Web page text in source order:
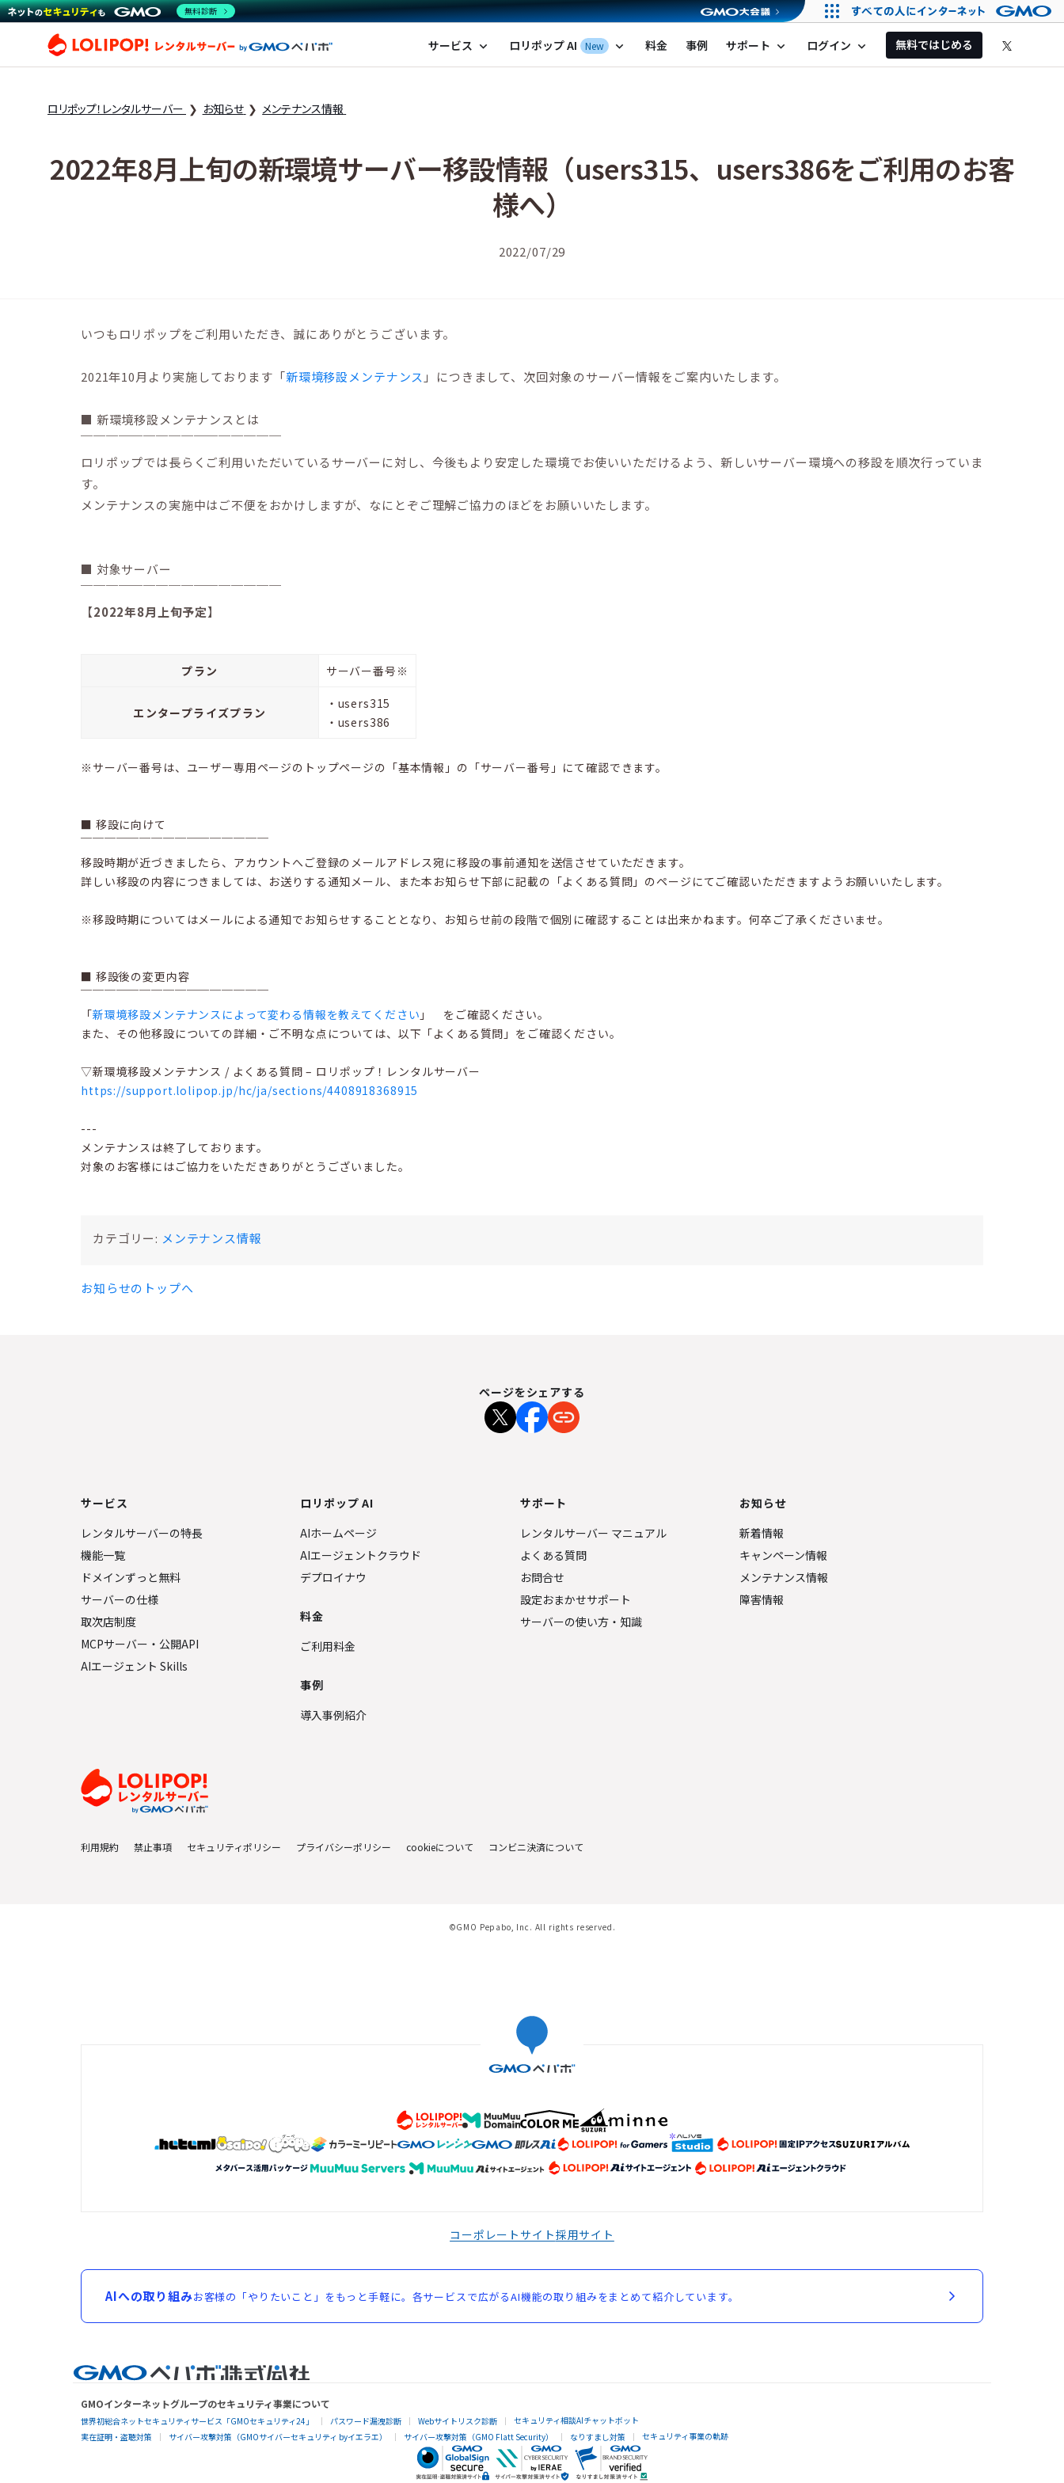
ロリポップ！レンタルサーバー by GMOペパボ
サービス expand_more ロリポップ AI New expand_more 料金 事例 サポート expand_more ログイン expand_more 無料ではじめる
ロリポップ！レンタルサーバー お知らせ メンテナンス情報
2022年8月上旬の新環境サーバー移設情報（users315、users386をご利用のお客
様へ）
2022/07/29
いつもロリポップをご利用いただき、誠にありがとうございます。
2021年10月より実施しております「新環境移設メンテナンス 」につきまして、次回対象のサーバー情報をご案内いたします。
■ 新環境移設メンテナンスとは
￣￣￣￣￣￣￣￣￣￣￣￣￣￣￣￣
ロリポップでは長らくご利用いただいているサーバーに対し、今後もより安定した環境でお使いいただけるよう、新しいサーバー環境への移設を順次行っていま
す。
メンテナンスの実施中はご不便をおかけしますが、なにとぞご理解ご協力のほどをお願いいたします。
■ 対象サーバー
￣￣￣￣￣￣￣￣￣￣￣￣￣￣￣￣
【2022年8月上旬予定】
プラン サーバー番号※
エンタープライズプラン
・users315
・users386
※サーバー番号は、ユーザー専用ページのトップページの「基本情報」の「サーバー番号」にて確認できます。
■ 移設に向けて
￣￣￣￣￣￣￣￣￣￣￣￣￣￣￣￣
移設時期が近づきましたら、アカウントへご登録のメールアドレス宛に移設の事前通知を送信させていただきます。
詳しい移設の内容につきましては、お送りする通知メール、また本お知らせ下部に記載の「よくある質問」のページにてご確認いただきますようお願いいたします。
※移設時期についてはメールによる通知でお知らせすることとなり、お知らせ前の段階で個別に確認することは出来かねます。何卒ご了承くださいませ。
■ 移設後の変更内容
￣￣￣￣￣￣￣￣￣￣￣￣￣￣￣￣
「新環境移設メンテナンスによって変わる情報を教えてください 」 をご確認ください。
また、その他移設についての詳細・ご不明な点については、以下「よくある質問」をご確認ください。
▽新環境移設メンテナンス / よくある質問 – ロリポップ！レンタルサーバー
https://support.lolipop.jp/hc/ja/sections/4408918368915
---
メンテナンスは終了しております。
対象のお客様にはご協力をいただきありがとうございました。
カテゴリー: メンテナンス情報
お知らせのトップへ
ページをシェアする
サービス
レンタルサーバーの特長
機能一覧
ドメインずっと無料
サーバーの仕様
取次店制度
MCPサーバー・公開API
AIエージェント Skills
ロリポップ AI
AIホームページ
AIエージェントクラウド
デプロイナウ
料金
ご利用料金
事例
導入事例紹介
サポート
レンタルサーバー マニュアル
よくある質問
お問合せ
設定おまかせサポート
サーバーの使い方・知識
お知らせ
新着情報
キャンペーン情報
メンテナンス情報
障害情報
利用規約 禁止事項 セキュリティポリシー プライバシーポリシー cookieについて コンビニ決済について
©GMO Pepabo, Inc. All rights reserved.
コーポレートサイト採用サイト
AIへの取り組みお客様の「やりたいこと」をもっと手軽に。各サービスで広がるAI機能の取り組みをまとめて紹介しています。
GMOインターネットグループのセキュリティ事業について
世界初総合ネットセキュリティサービス「GMOセキュリティ24」 パスワード漏洩診断 Webサイトリスク診断
セキュリティ相談AIチャットボット
実在証明・盗聴対策
サイバー攻撃対策（GMOサイバーセキュリティ byイエラエ） サイバー攻撃対策（GMO Flatt Security） なりすまし対策 セキュリティ事業の軌跡
無料診断